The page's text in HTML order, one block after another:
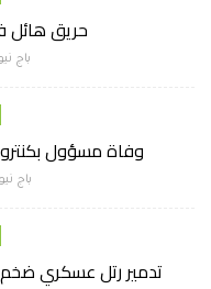
حريق
باج
وفاة مسؤول
باج
تدمير رتل عسكري